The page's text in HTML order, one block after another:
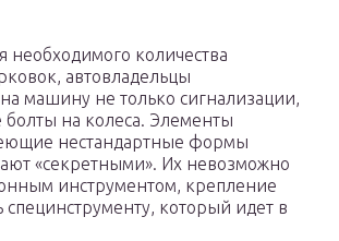
необходимого количества
автовладельцы
машину не только сигнализации,
болты на колеса. Элементы
нестандартные формы
«секретными». Их невозможно
инструментом, крепление
специнструменту, который идет в